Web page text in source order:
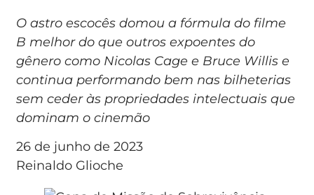
O astro escocês domou a fórmula do filme
B melhor do que outros expoentes do
gênero como Nicolas Cage e Bruce Willis e
continua performando bem nas bilheterias
sem ceder às propriedades intelectuais que
dominam o cinemão
26 de junho de 2023
Reinaldo Glioche